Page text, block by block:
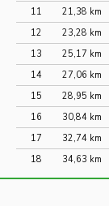
11
21,38 km
12
23,28 km
13
25,17 km
14
27,06 km
15
28,95 km
16
30,84 km
17
32,74 km
18
34,63 km